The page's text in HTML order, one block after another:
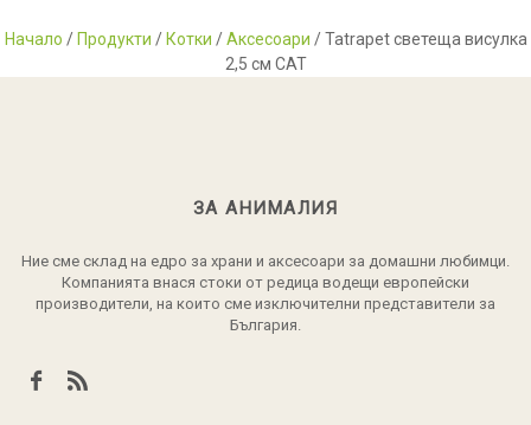
Начало / Продукти / Котки /Аксесоари / Tatrapet светеща висулка
2,5 см CAT
ЗА АНИМАЛИЯ
Ние сме склад на едро за храни и аксесоари за домашни любимци.
Компанията внася стоки от редица водещи европейски
производители, на които сме изключителни представители за
България.